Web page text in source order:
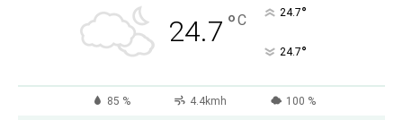
24.7 °C 24.7°
24.7°
85 % 4.4kmh 100 %